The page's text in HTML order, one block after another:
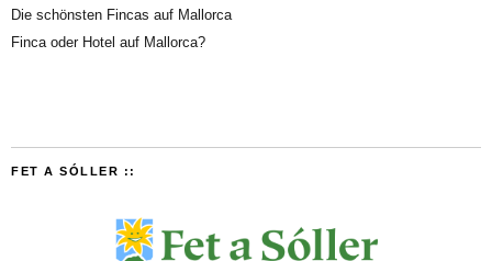
Die schönsten Fincas auf Mallorca
Finca oder Hotel auf Mallorca?
FET A SÓLLER ::